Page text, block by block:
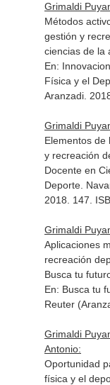
Grimaldi
Métodos
gestión y
ciencias de la
En:
Física y el
Aranzadi.
Grimaldi
Elementos de
y recreación
Docente en
Deporte.
2018. 147.
Grimaldi
Aplicaciones
recreación
Busca tu
En: Busca tu
Reuter
Grimaldi
Antonio:
Oportunidad
física y el